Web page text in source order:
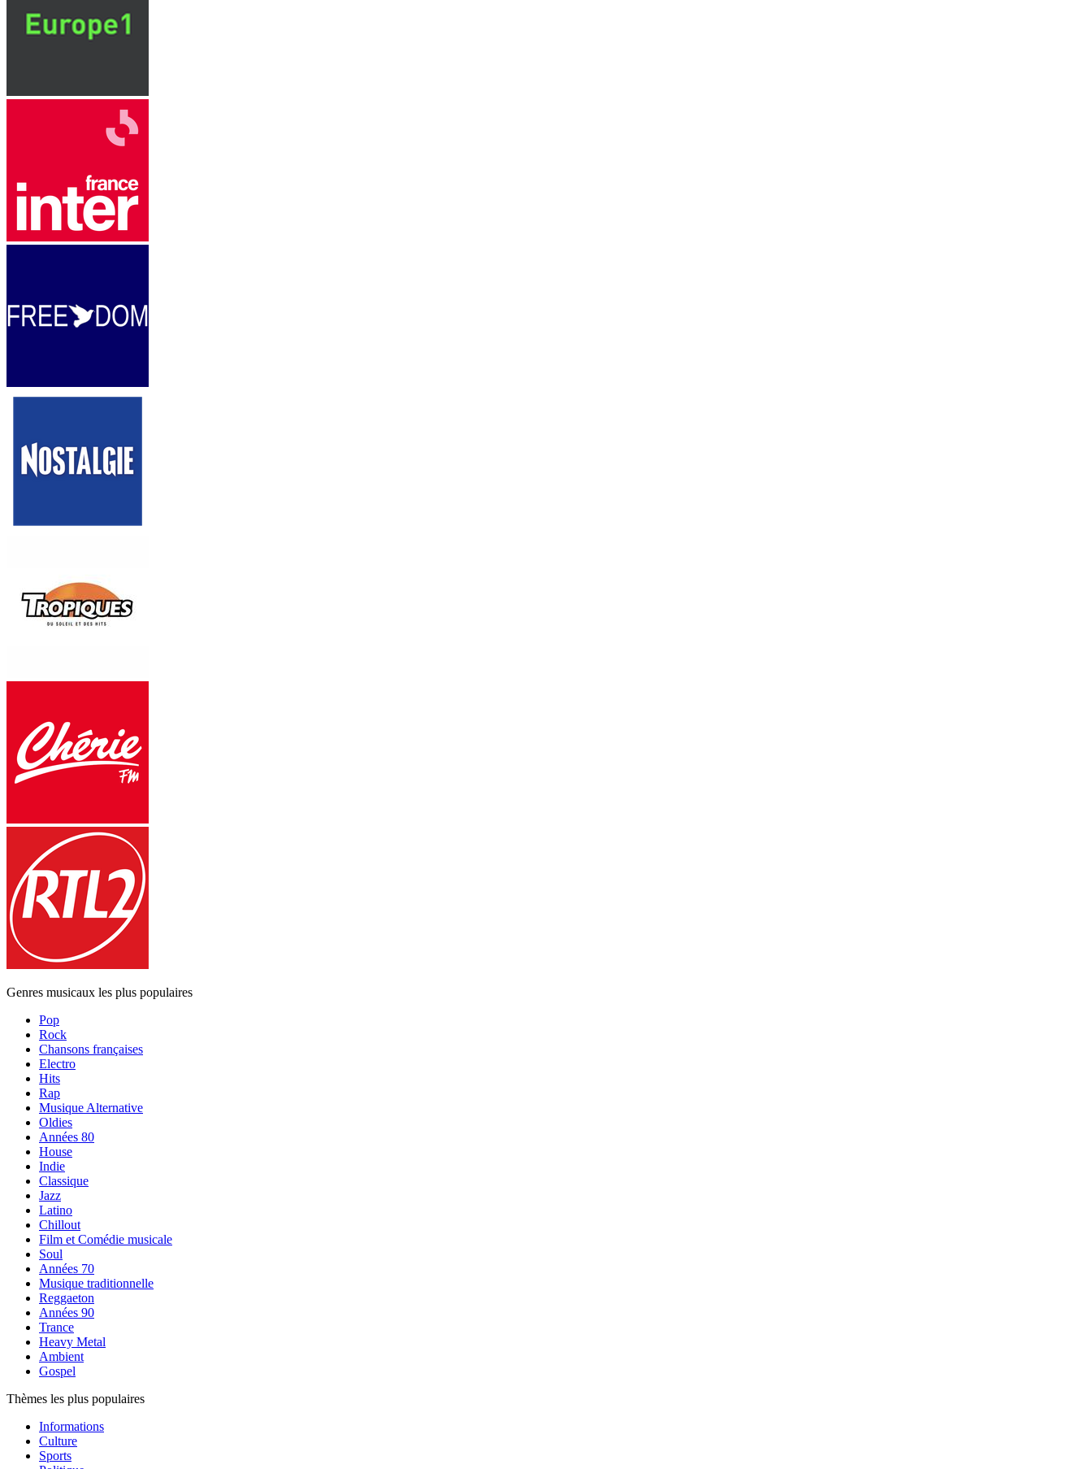
Genres musicaux les plus populaires
Pop
Rock
Chansons françaises
Electro
Hits
Rap
Musique Alternative
Oldies
Années 80
House
Indie
Classique
Jazz
Latino
Chillout
Film et Comédie musicale
Soul
Années 70
Musique traditionnelle
Reggaeton
Années 90
Trance
Heavy Metal
Ambient
Gospel
Thèmes les plus populaires
Informations
Culture
Sports